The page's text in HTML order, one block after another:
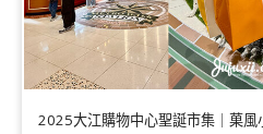
2025大江購物中心聖誕市集｜菓